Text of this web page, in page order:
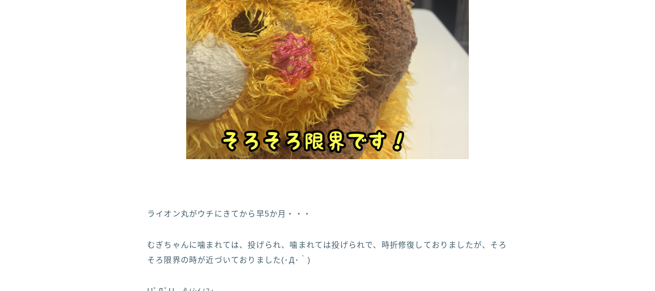
ライオン丸がウチにきてから早5か月・・・
むぎちゃんに噛まれては、投げられ、噛まれては投げられで、時折修復しておりましたが、そろ
そろ限界の時が近づいておりました(･Д･｀)